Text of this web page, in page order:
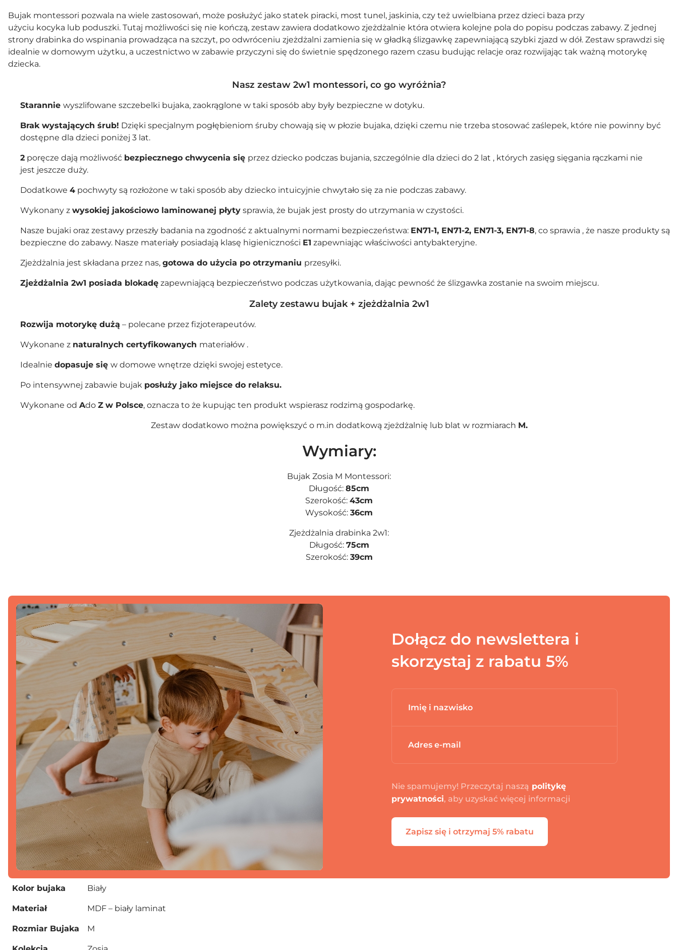
Bujak montessori pozwala na wiele zastosowań, może posłużyć jako statek piracki, most tunel, jaskinia, czy też uwielbiana przez dzieci baza przy
użyciu kocyka lub poduszki. Tutaj możliwości się nie kończą, zestaw zawiera dodatkowo zjeżdżalnie która otwiera kolejne pola do popisu podczas zabawy. Z jednej
strony drabinka do wspinania prowadząca na szczyt, po odwróceniu zjeżdżalni zamienia się w gładką ślizgawkę zapewniającą szybki zjazd w dół. Zestaw sprawdzi się
idealnie w domowym użytku, a uczestnictwo w zabawie przyczyni się do świetnie spędzonego razem czasu budując relacje oraz rozwijając tak ważną motorykę
dziecka.
Nasz zestaw 2w1 montessori, co go wyróżnia?
Starannie wyszlifowane szczebelki bujaka, zaokrąglone w taki sposób aby były bezpieczne w dotyku.
Brak wystających śrub! Dzięki specjalnym pogłębieniom śruby chowają się w płozie bujaka, dzięki czemu nie trzeba stosować zaślepek, które nie powinny być
dostępne dla dzieci poniżej 3 lat.
2 poręcze dają możliwość bezpiecznego chwycenia się przez dziecko podczas bujania, szczególnie dla dzieci do 2 lat , których zasięg sięgania rączkami nie
jest jeszcze duży.
Dodatkowe 4 pochwyty są rozłożone w taki sposób aby dziecko intuicyjnie chwytało się za nie podczas zabawy.
Wykonany z wysokiej jakościowo laminowanej płyty sprawia, że bujak jest prosty do utrzymania w czystości.
Nasze bujaki oraz zestawy przeszły badania na zgodność z aktualnymi normami bezpieczeństwa: EN71-1, EN71-2, EN71-3, EN71-8, co sprawia , że nasze produkty są
bezpieczne do zabawy. Nasze materiały posiadają klasę higieniczności E1 zapewniając właściwości antybakteryjne.
Zjeżdżalnia jest składana przez nas, gotowa do użycia po otrzymaniu przesyłki.
Zjeżdżalnia 2w1 posiada blokadę zapewniającą bezpieczeństwo podczas użytkowania, dając pewność że ślizgawka zostanie na swoim miejscu.
Zalety zestawu bujak + zjeżdżalnia 2w1
Rozwija motorykę dużą – polecane przez fizjoterapeutów.
Wykonane z naturalnych certyfikowanych materiałów .
Idealnie dopasuje się w domowe wnętrze dzięki swojej estetyce.
Po intensywnej zabawie bujak posłuży jako miejsce do relaksu.
Wykonane od Ado Z w Polsce, oznacza to że kupując ten produkt wspierasz rodzimą gospodarkę.
Zestaw dodatkowo można powiększyć o m.in dodatkową zjeżdżalnię lub blat w rozmiarach M.
Wymiary:
Bujak Zosia M Montessori:
Długość: 85cm
Szerokość: 43cm
Wysokość: 36cm
Zjeżdżalnia drabinka 2w1:
Długość: 75cm
Szerokość: 39cm
Dołącz do newslettera i
skorzystaj z rabatu 5%
Nie spamujemy! Przeczytaj naszą politykę
prywatności, aby uzyskać więcej informacji
Zapisz się i otrzymaj 5% rabatu
Kolor bujaka Biały
Materiał MDF – biały laminat
Rozmiar Bujaka M
Dodano do koszyka
Kontynuuj zakupy